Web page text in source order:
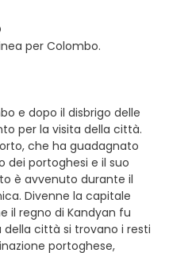
per Colombo.
e dopo il disbrigo delle
per la visita della città.
che ha guadagnato
dei portoghesi e il suo
è avvenuto durante il
Divenne la capitale
il regno di Kandyan fu
della città si trovano i resti
portoghese,